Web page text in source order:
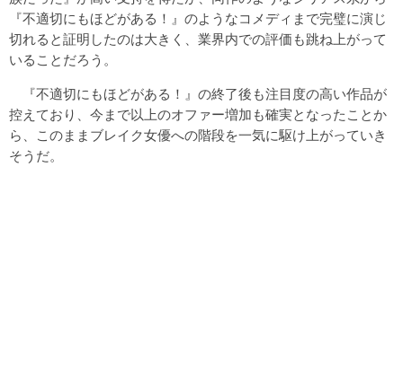
『不適切にもほどがある！』のようなコメディまで完璧に演じ
切れると証明したのは大きく、業界内での評価も跳ね上がって
いることだろう。
『不適切にもほどがある！』の終了後も注目度の高い作品が
控えており、今まで以上のオファー増加も確実となったことか
ら、このままブレイク女優への階段を一気に駆け上がっていき
そうだ。